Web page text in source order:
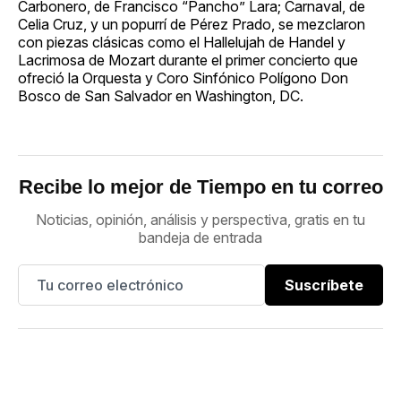
Carbonero, de Francisco “Pancho” Lara; Carnaval, de
Celia Cruz, y un popurrí de Pérez Prado, se mezclaron
con piezas clásicas como el Hallelujah de Handel y
Lacrimosa de Mozart durante el primer concierto que
ofreció la Orquesta y Coro Sinfónico Polígono Don
Bosco de San Salvador en Washington, DC.
Recibe lo mejor de Tiempo en tu correo
Noticias, opinión, análisis y perspectiva, gratis en tu
bandeja de entrada
Suscríbete